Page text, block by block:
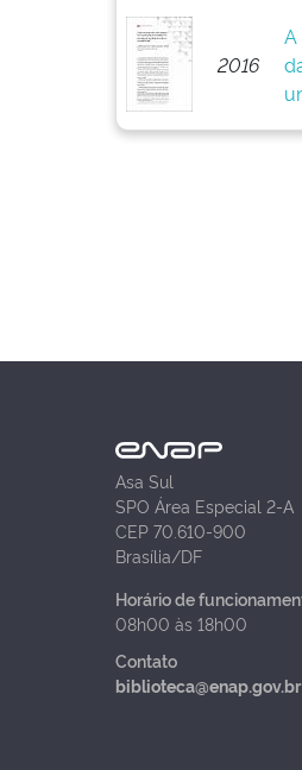
2016
A
Asa Sul
SPO Área Especial 2-A
CEP 70.610-900
Brasília/DF
Horário de
08h00 às 18h00
Contato
biblioteca@enap.gov.br